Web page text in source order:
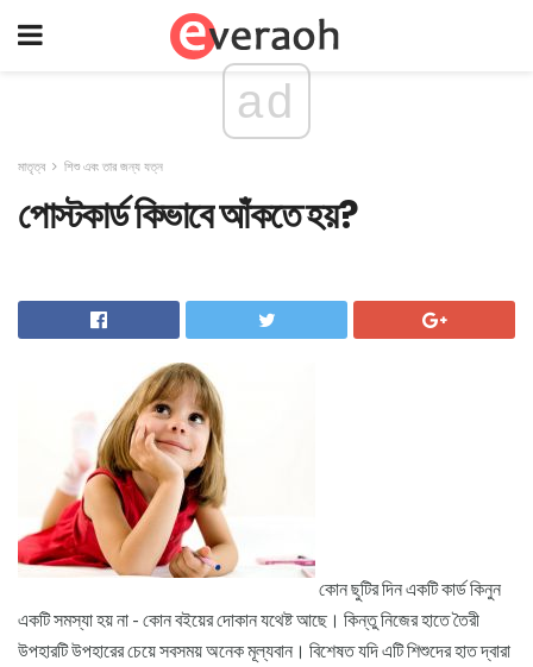
ad
মাতৃত্ব শিশু এবং তার জন্য যত্ন
পোস্টকার্ড কিভাবে আঁকতে হয়?
কোন ছুটির দিন একটি কার্ড কিনুন
একটি সমস্যা হয় না - কোন বইয়ের দোকান যথেষ্ট আছে। কিন্তু নিজের হাতে তৈরী
উপহারটি উপহারের চেয়ে সবসময় অনেক মূল্যবান। বিশেষত যদি এটি শিশুদের হাত দ্বারা